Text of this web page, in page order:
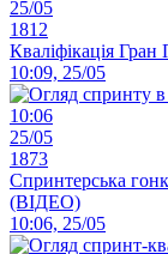
25/05
1812
Кваліфікація
10:09, 25/05
10:06
25/05
1873
Спринтерська
(ВІДЕО)
10:06, 25/05